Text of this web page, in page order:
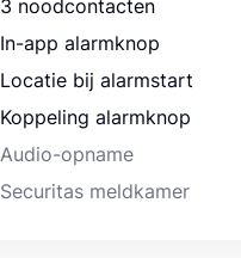
3 noodcontacten
In-app alarmknop
Locatie bij alarmstart
Koppeling alarmknop
Audio-opname
Securitas meldkamer